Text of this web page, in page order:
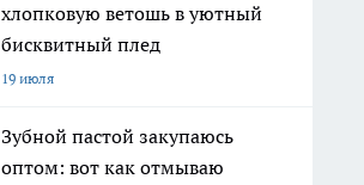
хлопковую ветошь в уютный
бисквитный плед
19 июля
Зубной пастой закупаюсь
оптом: вот как отмываю